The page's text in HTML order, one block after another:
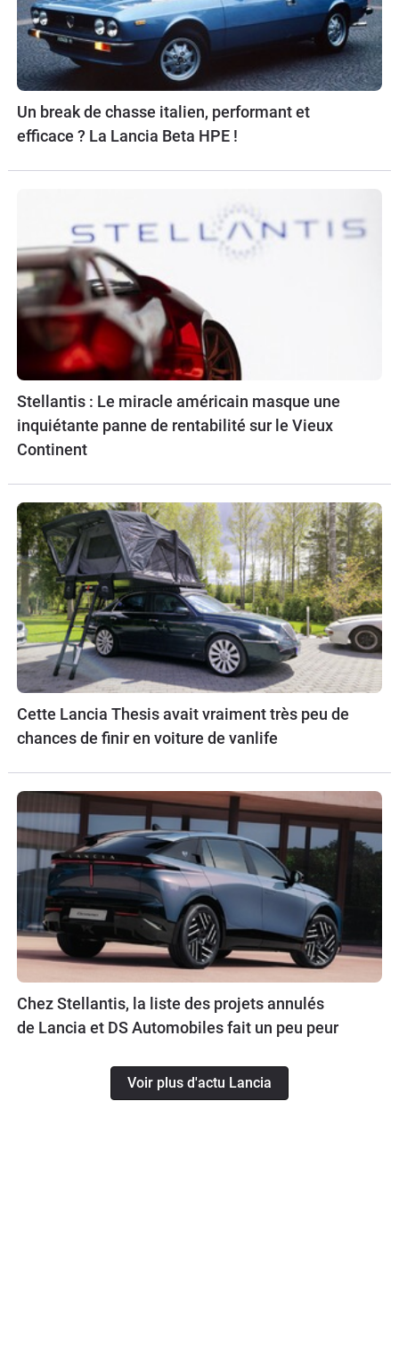
Un break de chasse italien, performant et
efficace ? La Lancia Beta HPE !
Stellantis : Le miracle américain masque une
inquiétante panne de rentabilité sur le Vieux
Continent
Cette Lancia Thesis avait vraiment très peu de
chances de finir en voiture de vanlife
Chez Stellantis, la liste des projets annulés
de Lancia et DS Automobiles fait un peu peur
Voir plus d'actu Lancia